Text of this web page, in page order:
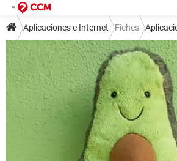
Aplicaciones e Internet Fiches